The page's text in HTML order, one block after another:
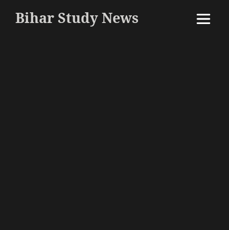
Bihar Study News